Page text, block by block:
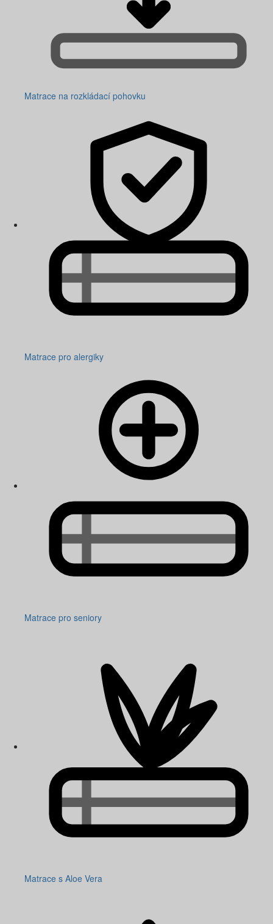
Matrace na rozkládací pohovku
Matrace pro alergiky
Matrace pro seniory
Matrace s Aloe Vera